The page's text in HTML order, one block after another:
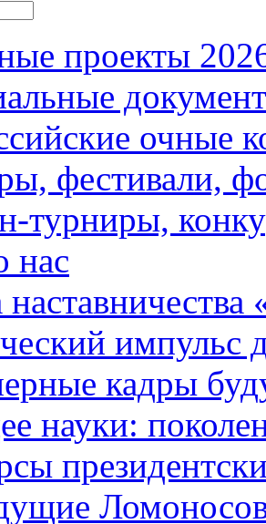
проекты
очные
фестивали,
турниры,
импульс
кадры
науки: